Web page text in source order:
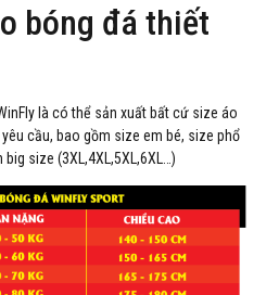
bóng đá thiết
là có thể sản xuất bất cứ size áo
cầu, bao gồm size em bé, size phổ
size (3XL,4XL,5XL,6XL…)